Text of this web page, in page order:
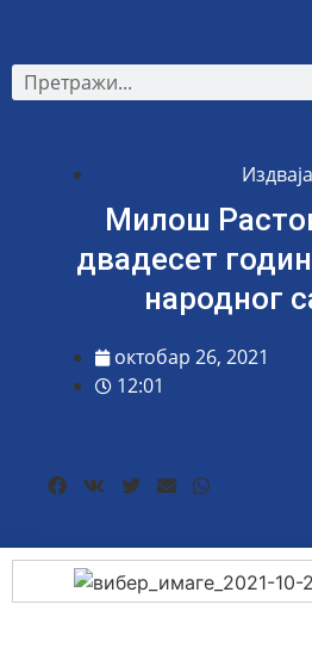
Милош
двадесет
народног
октобар 26, 2021
12:01